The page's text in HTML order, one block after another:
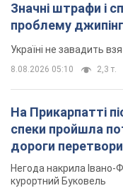
Значні штрафи і
проблему
Україні не завадить
8.08.2026 05:10 2,3 т.
На Прикарпатті
спеки пройшла
дороги
Відео
Негода накрила Івано-
курортний Буковель